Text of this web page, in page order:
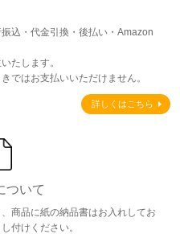
込・代金引換・後払い・Amazon
たします。
ではお支払いいただけません。
詳しくはこちら
ついて
商品に紙の納品書はお入れしてお
付けください。